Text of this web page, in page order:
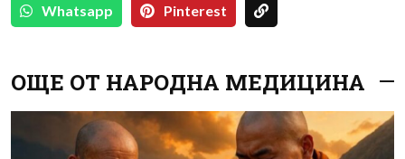
Whatsapp Pinterest
ОЩЕ ОТ НАРОДНА МЕДИЦИНА